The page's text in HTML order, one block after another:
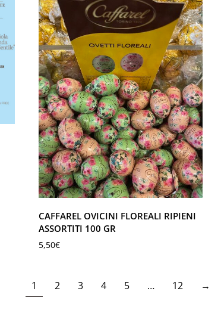
CAFFAREL OVICINI FLOREALI RIPIENI
ASSORTITI 100 GR
5,50€
1 2 3 4 5 … 12 →